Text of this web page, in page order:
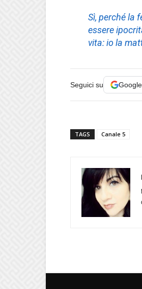
Sì, perché la
essere
vita: io la
Seguici su Google
TAGS Canale 5